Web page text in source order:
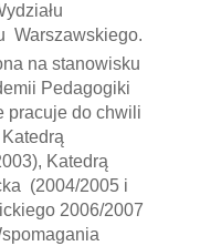
Warszawskiego.
na stanowisku
Pedagogiki
pracuje do chwili
Katedrą
(2004/2005 i
2006/2007